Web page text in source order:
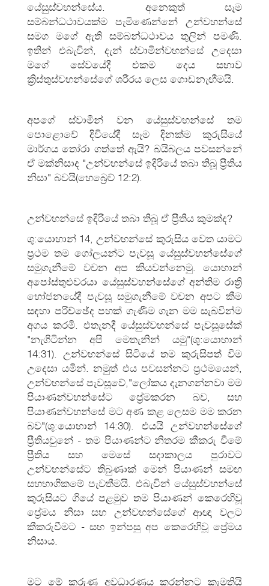
යේසුස්වහන්සේය. අනෙකුත් සෑම
සම්බන්‍ධථාවයක්ම පැමිණෙන්නේ උන්වහන්සේ
සමග මගේ ඇති සම්බන්‍ධථාවය තුලින් පමණි.
ඉතින් එබැවින්, දැන් ස්වාමින්වහන්සේ උදෙසා
මගේ සේවයේදී එකම දෙය සභාව
ක්‍රිස්තුස්වහන්සේගේ ශරීරය ලෙස ගොඩනැඟීමයි.
අපගේ ස්වාමීන් වන යේසුස්වහන්සේ තම
පොළොවේ දිවියේදී සෑම දිනක්ම කුරුසියේ
මාර්ගය තෝරා ගත්තේ ඇයි? බයිබලය පවසන්නේ
ඒ මක්නිසාද "උන්වහන්සේ ඉදිරියේ තබා තිබූ ප්‍රීතිය
නිසා" බවයි(හෙබ්‍රෙව් 12:2).
උන්වහන්සේ ඉදිරියේ තබා තිබූ ඒ ප්‍රීතිය කුමක්ද?
ශු:යොහාන් 14, උන්වහන්සේ කුරුසිය වෙත යාමට
ප්‍රථම තම ගෝලයන්ට පැවසූ යේසුස්වහන්සේගේ
සමුගැනීමේ වචන අප කියවන්නෙමු. යොහාන්
අපෝස්තුළුවරයා යේසුස්වහන්සේගේ අන්තිම රාත්‍රි
භෝජනයේදී පැවසූ සමුගැනීමේ වචන අපට කීම
සඳහා පරිච්ඡේද පහක් ගැණීම ගැන මම සැබවින්ම
අගය කරමි. එතැනදී යේසුස්වහන්සේ පැවසූසේක්
"නැගිටින්න අපි මෙතැනින් යමු"(ශු:යොහාන්
14:31). උන්වහන්සේ සිටියේ තම කුරුසිපත් වීම
උදෙසා යමින්. නමුත් එය පවසන්නට ප්‍රථමයෙන්,
උන්වහන්සේ පැවසූවේ,"ලෝකය දැනගන්නවා මම
පියාණන්වහන්සේට ප්‍රේමකරන බව, සහ
පියාණන්වහන්සේ මට අණ කළ ලෙසම මම කරන
බව"(ශු:යොහාන් 14:30). එයයි උන්වහන්සේගේ
ප්‍රීතියවුනේ - තම පියාණන්ට නිතරම කීකරු වීමේ
ප්‍රීතිය සහ මෙසේ සදාකාලය පුරාවට
උන්වහන්සේට තිබුණාක් මෙන් පියාණන් සමඟ
සහභාගිකමේ පැවතීමයි. එබැවින් යේසුස්වහන්සේ
කුරුසියට ගියේ පළමුව තම පියාණන් කෙරෙහිවූ
ප්‍රේමය නිසා සහ උන්වහන්සේගේ ආඥා වලට
කීකරුවීමට - සහ ඉන්පසු අප කෙරෙහිවූ ප්‍රේමය
නිසාය.
මට මේ කරුණ අවධාරණය කරන්නට කැමතියි